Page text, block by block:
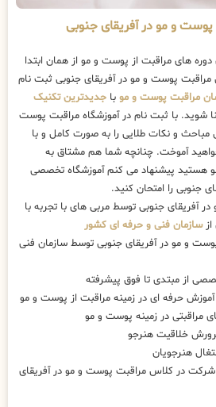
پوست و مو در آفریقای جنوبی
های مراقبت از پوست و مو از همان ابتدا
پوست و مو در آفریقای جنوبی ثبت نام
مراقبت پوست و مو با جدیدترین تکنیک
شوید. با ثبت نام در آموزشگاه مراقبت پوست
مباحث و نکات طلایی را به صورت کامل و با
آموخت. چنانچه شما هم مشتاق به
هستید پیشنهاد می کنم آموزشگاه تخصصی
جنوبی را امتحان کنید.
آفریقای جنوبی توسط مربی های با تجربه با
ازسازمان فنی و حرفه ای کشور
و مو در آفریقای جنوبی توسط سازمان فنی
آموزش حرفه ای در زمینه مراقبت از پوست و مو
در زمینه پوست و مو
خلاقیت هنرجو
هنرجویان
در کلاس مراقبت پوست و مو در آفریقای